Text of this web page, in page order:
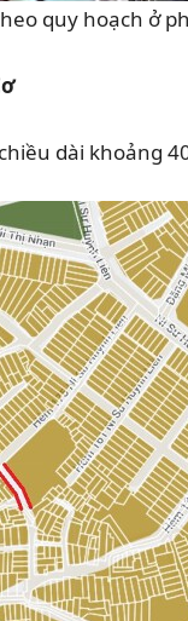
quy hoạch ở
dài khoảng